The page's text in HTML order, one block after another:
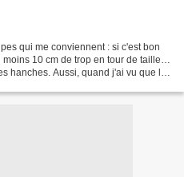
qui me conviennent : si c'est bon
10 cm de trop en tour de taille…
hanches. Aussi, quand j'ai vu que la